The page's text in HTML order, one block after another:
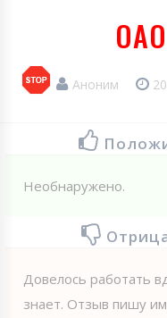
Аноним
Необнаружено.
Довелось работать
знает. Отзыв пишу